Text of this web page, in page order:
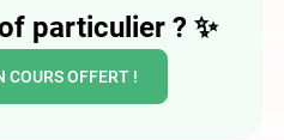
particulier ? ✨
COURS OFFERT !